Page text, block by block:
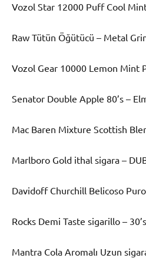
Vozol Star 12000 Puff Cool
Raw Tütün Öğütücü – Metal
Vozol Gear 10000 Lemon Mint
Senator Double Apple 80’s –
Mac Baren Mixture Scottish
Marlboro Gold ithal sigara –
Davidoff Churchill Belicoso
Rocks Demi Taste sigarillo – 30’s
Mantra Cola Aromalı Uzun